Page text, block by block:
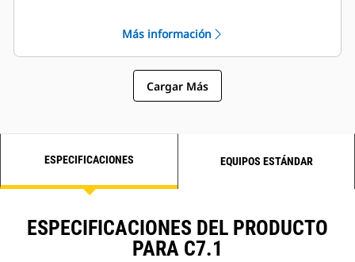
Más información
Cargar Más
ESPECIFICACIONES EQUIPOS ESTÁNDAR
ESPECIFICACIONES DEL PRODUCTO
PARA C7.1